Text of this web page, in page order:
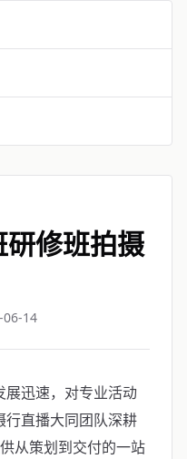
修班拍摄
06-14
展迅速，对专业活动
行直播大同团队深耕
从策划到交付的一站